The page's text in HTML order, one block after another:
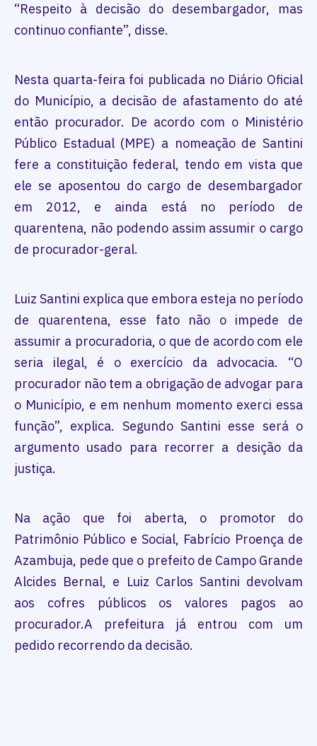
“Respeito à decisão do desembargador, mas
continuo confiante”, disse.
Nesta quarta-feira foi publicada no Diário Oficial
do Município, a decisão de afastamento do até
então procurador. De acordo com o Ministério
Público Estadual (MPE) a nomeação de Santini
fere a constituição federal, tendo em vista que
ele se aposentou do cargo de desembargador
em 2012, e ainda está no período de
quarentena, não podendo assim assumir o cargo
de procurador-geral.
Luiz Santini explica que embora esteja no período
de quarentena, esse fato não o impede de
assumir a procuradoria, o que de acordo com ele
seria ilegal, é o exercício da advocacia. “O
procurador não tem a obrigação de advogar para
o Município, e em nenhum momento exerci essa
função”, explica. Segundo Santini esse será o
argumento usado para recorrer a desição da
justiça.
Na ação que foi aberta, o promotor do
Patrimônio Público e Social, Fabrício Proença de
Azambuja, pede que o prefeito de Campo Grande
Alcides Bernal, e Luiz Carlos Santini devolvam
aos cofres públicos os valores pagos ao
procurador.A prefeitura já entrou com um
pedido recorrendo da decisão.